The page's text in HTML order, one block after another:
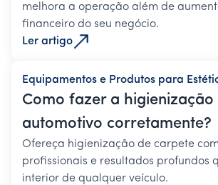
melhora a operação além de
financeiro do seu negócio.
Ler artigo
Equipamentos e Produtos para
Como fazer a
automotivo corretamente?
Ofereça higienização de carpete
profissionais e resultados profundos
interior de qualquer veículo.